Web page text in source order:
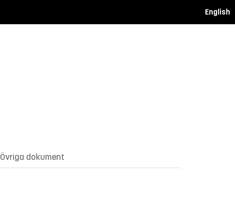
English
Övriga dokument